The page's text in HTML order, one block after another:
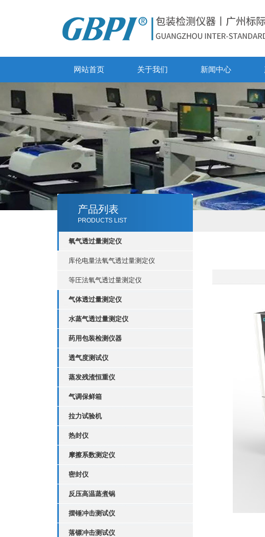
网站首页 关于我们 新闻中心
产品列表
PRODUCTS LIST
氧气透过量测定仪
库伦电量法氧气透过量测定仪
等圧法氧气透过量测定仪
气体透过量测定仪
水蒸气透过量测定仪
药用包装检测仪器
透气度测试仪
蒸发残渣恒重仪
气调保鲜箱
拉力试验机
热封仪
摩擦系数测定仪
密封仪
反压高温蒸煮锅
摆锤冲击测试仪
落镖冲击测试仪